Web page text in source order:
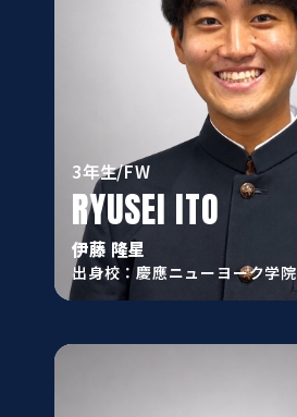
3年生/FW
RYUSEI ITO
伊藤 隆星
出身校：慶應ニューヨーク学院